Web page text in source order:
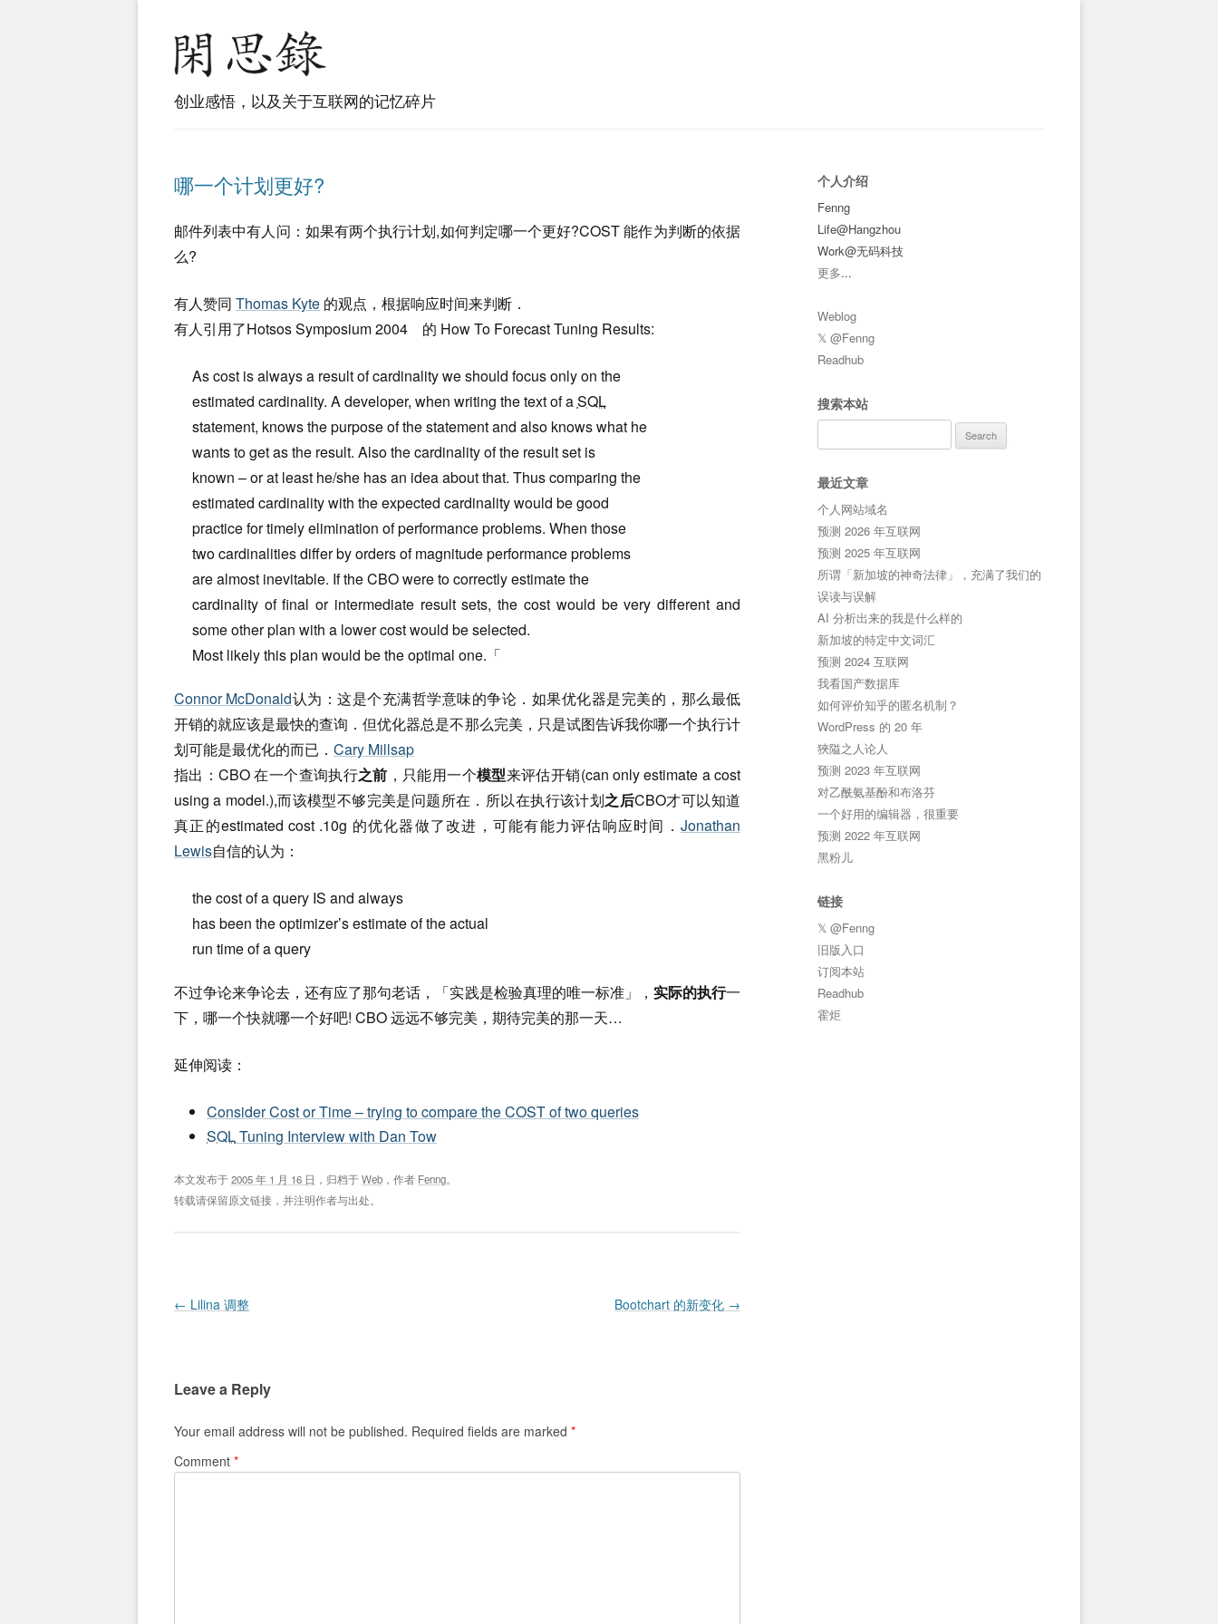
创业感悟，以及关于互联网的记忆碎片
哪一个计划更好?
邮件列表中有人问：如果有两个执行计划,如何判定哪一个更好?COST 能作为判断的依据
么?
有人赞同 Thomas Kyte 的观点，根据响应时间来判断．
有人引用了Hotsos Symposium 2004 的 How To Forecast Tuning Results:
As cost is always a result of cardinality we should focus only on the
estimated cardinality. A developer, when writing the text of aSQL
statement, knows the purpose of the statement and also knows what he
wants to get as the result. Also the cardinality of the result set is
known – or at least he/she has an idea about that. Thus comparing the
estimated cardinality with the expected cardinality would be good
practice for timely elimination of performance problems. When those
two cardinalities differ by orders of magnitude performance problems
are almost inevitable. If the CBO were to correctly estimate the
cardinality of final or intermediate result sets, the cost would be very different and
some other plan with a lower cost would be selected.
Most likely this plan would be the optimal one.「
Connor McDonald认为：这是个充满哲学意味的争论．如果优化器是完美的，那么最低
开销的就应该是最快的查询．但优化器总是不那么完美，只是试图告诉我你哪一个执行计
划可能是最优化的而已． Cary Millsap
指出：CBO 在一个查询执行之前 ，只能用一个模型来评估开销(can only estimate a cost
using a model.),而该模型不够完美是问题所在．所以在执行该计划之后CBO才可以知道
真正的estimated cost .10g 的优化器做了改进，可能有能力评估响应时间． Jonathan
Lewis自信的认为：
the cost of a query IS and always
has been the optimizer’s estimate of the actual
run time of a query
不过争论来争论去，还有应了那句老话，「实践是检验真理的唯一标准」， 实际的执行一
下，哪一个快就哪一个好吧! CBO 远远不够完美，期待完美的那一天…
延伸阅读：
Consider Cost or Time – trying to compare the COST of two queries
SQLTuning Interview with Dan Tow
本文发布于2005 年 1 月 16 日 ，归档于Web ，作者 Fenng。
转载请保留原文链接，并注明作者与出处。
Post navigation
← Lilina 调整 Bootchart 的新变化 →
Leave a Reply
Your email address will not be published. Required fields are marked *
Comment *
个人介绍
Fenng
Life@Hangzhou
Work@无码科技
更多...
Weblog
𝕏 @Fenng
Readhub
搜索本站
for:
最近文章
个人网站域名
预测 2026 年互联网
预测 2025 年互联网
所谓「新加坡的神奇法律」，充满了我们的
误读与误解
AI 分析出来的我是什么样的
新加坡的特定中文词汇
预测 2024 互联网
我看国产数据库
如何评价知乎的匿名机制？
WordPress 的 20 年
狹隘之人论人
预测 2023 年互联网
对乙酰氨基酚和布洛芬
一个好用的编辑器，很重要
预测 2022 年互联网
黑粉儿
链接
𝕏 @Fenng
旧版入口
订阅本站
Readhub
霍炬